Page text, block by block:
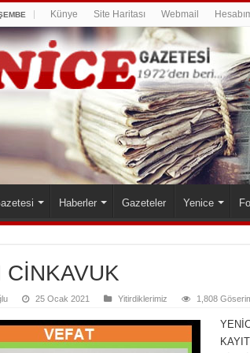
Künye Site Haritası Webmail
Haberler Gazeteler Yenice
CİNKAVUK
25 Ocak 2021 Yitirdiklerimiz 1,808